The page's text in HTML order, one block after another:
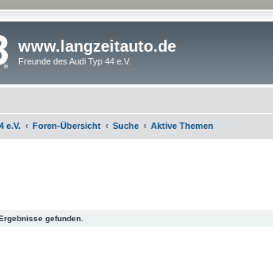
www.langzeitauto.de
Freunde des Audi Typ 44 e.V.
e.V. Foren-Übersicht Suche Aktive Themen
gefunden.